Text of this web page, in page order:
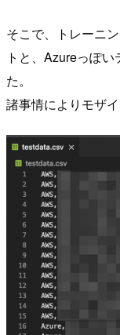
そこで、トレーニ
トと、Azureっぽ
た。
諸事情によりモザ